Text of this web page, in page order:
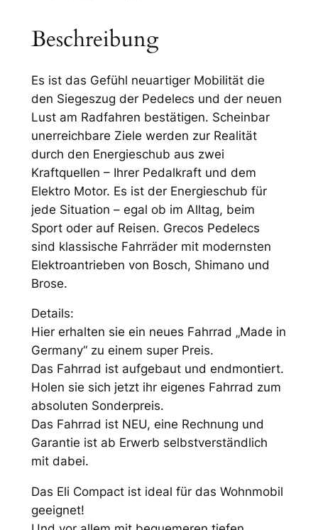
i
h
e
r
P
r
e
i
s
r
:
3
.
5
9
e
i
s
i
s
t
:
1
9
9
,
0
€
Beschreibung
Es ist das Gefühl neuartiger Mobilität die
den Siegeszug der Pedelecs und der neuen
Lust am Radfahren bestätigen. Scheinbar
unerreichbare Ziele werden zur Realität
durch den Energieschub aus zwei
Kraftquellen – Ihrer Pedalkraft und dem
Elektro Motor. Es ist der Energieschub für
jede Situation – egal ob im Alltag, beim
Sport oder auf Reisen. Grecos Pedelecs
sind klassische Fahrräder mit modernsten
Elektroantrieben von Bosch, Shimano und
Brose.
Details:
Hier erhalten sie ein neues Fahrrad „Made in
Germany“ zu einem super Preis.
Das Fahrrad ist aufgebaut und endmontiert.
Holen sie sich jetzt ihr eigenes Fahrrad zum
absoluten Sonderpreis.
Das Fahrrad ist NEU, eine Rechnung und
Garantie ist ab Erwerb selbstverständlich
mit dabei.
Das Eli Compact ist ideal für das Wohnmobil
geeignet!